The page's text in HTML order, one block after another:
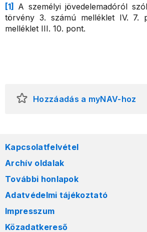
[1]
A személyi jövedelemadóról
törvény 3. számú melléklet IV. 7.
melléklet III. 10. pont.
Hozzáadás a myNAV-hoz
Kapcsolatfelvétel
Archív oldalak
További honlapok
Adatvédelmi tájékoztató
Impresszum
Közadatkereső